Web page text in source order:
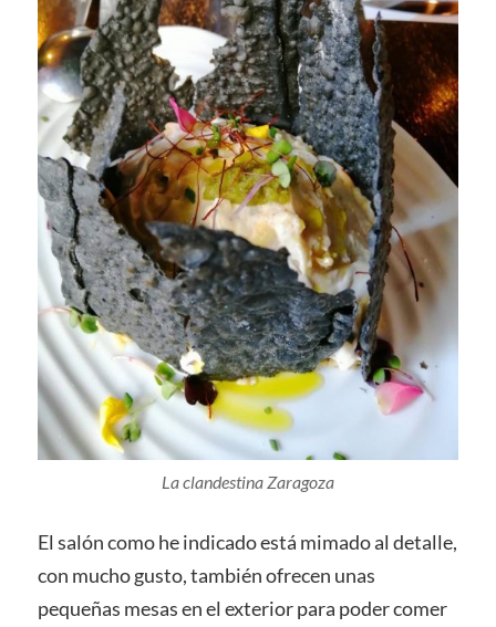
La clandestina Zaragoza
El salón como he indicado está mimado al detalle,
con mucho gusto, también ofrecen unas
pequeñas mesas en el exterior para poder comer